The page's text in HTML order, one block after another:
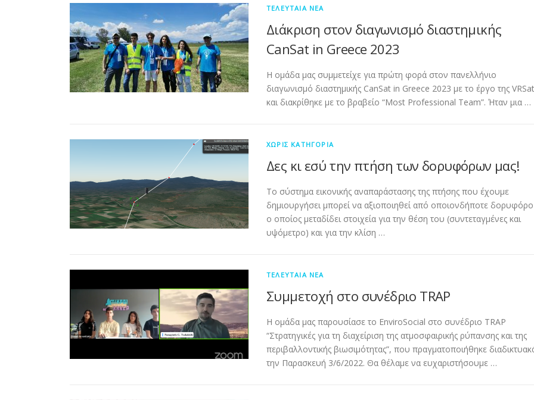
ΤΕΛΕΥΤΑΊΑ ΝΈΑ
Διάκριση στον διαγωνισμό διαστημικής
CanSat in Greece 2023
Η ομάδα μας συμμετείχε για πρώτη φορά στον πανελλήνιο
διαγωνισμό διαστημικής CanSat in Greece 2023 με το έργο της VRSat
και διακρίθηκε με το βραβείο “Most Professional Team”. Ήταν μια …
ΧΩΡΊΣ ΚΑΤΗΓΟΡΊΑ
Δες κι εσύ την πτήση των δορυφόρων μας!
Το σύστημα εικονικής αναπαράστασης της πτήσης που έχουμε
δημιουργήσει μπορεί να αξιοποιηθεί από οποιονδήποτε δορυφόρο
ο οποίος μεταδίδει στοιχεία για την θέση του (συντεταγμένες και
υψόμετρο) και για την κλίση …
ΤΕΛΕΥΤΑΊΑ ΝΈΑ
Συμμετοχή στο συνέδριο TRAP
Η ομάδα μας παρουσίασε το EnviroSocial στο συνέδριο TRAP
“Στρατηγικές για τη διαχείριση της ατμοσφαιρικής ρύπανσης και της
περιβαλλοντικής βιωσιμότητας”, που πραγματοποιήθηκε
την Παρασκευή 3/6/2022. Θα θέλαμε να ευχαριστήσουμε …